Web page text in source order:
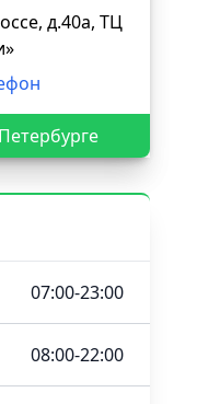
д.40а, ТЦ
07:00-23:00
08:00-22:00